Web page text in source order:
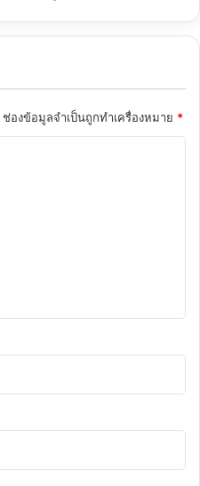
ช่องข้อมูลจำเป็นถูกทำเครื่องหมาย *